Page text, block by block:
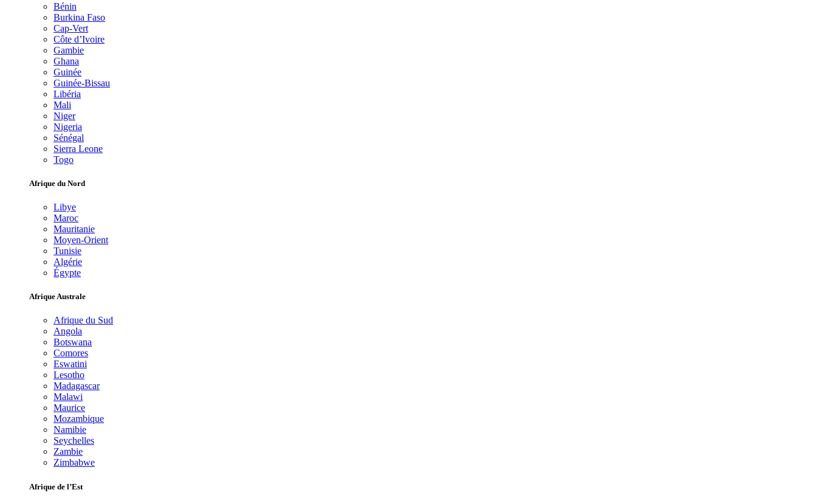
Bénin
Burkina Faso
Cap-Vert
Côte d’Ivoire
Gambie
Ghana
Guinée
Guinée-Bissau
Libéria
Mali
Niger
Nigeria
Sénégal
Sierra Leone
Togo
Afrique du Nord
Libye
Maroc
Mauritanie
Moyen-Orient
Tunisie
Algérie
Égypte
Afrique Australe
Afrique du Sud
Angola
Botswana
Comores
Eswatini
Lesotho
Madagascar
Malawi
Maurice
Mozambique
Namibie
Seychelles
Zambie
Zimbabwe
Afrique de l’Est